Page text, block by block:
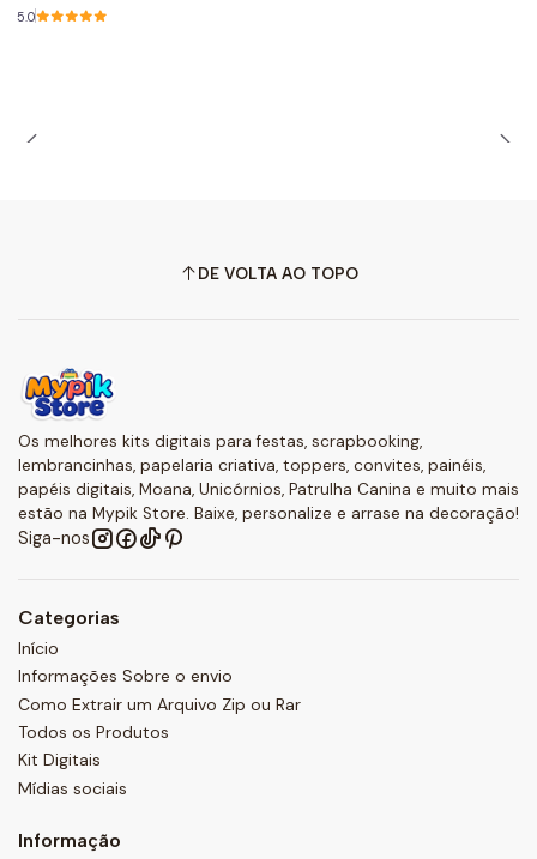
5.0
DE VOLTA AO TOPO
Os melhores kits digitais para festas, scrapbooking,
lembrancinhas, papelaria criativa, toppers, convites, painéis,
papéis digitais, Moana, Unicórnios, Patrulha Canina e muito mais
estão na Mypik Store. Baixe, personalize e arrase na decoração!
Siga-nos
Categorias
Início
Informações Sobre o envio
Como Extrair um Arquivo Zip ou Rar
Todos os Produtos
Kit Digitais
Mídias sociais
Informação